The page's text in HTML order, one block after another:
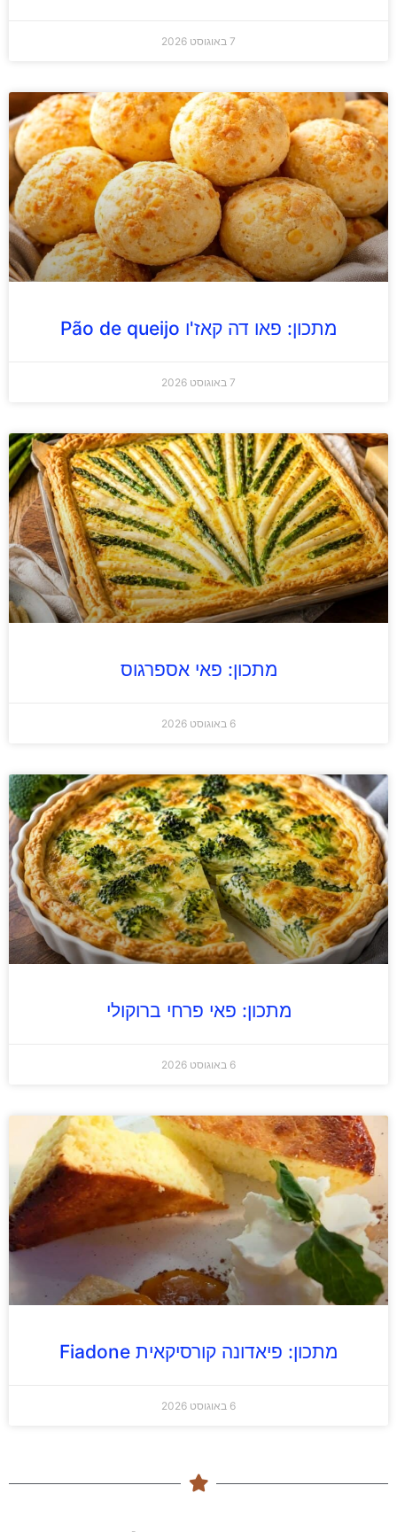
7 באוגוסט 2026
מתכון: פאו דה קאז'ו Pão de queijo
7 באוגוסט 2026
מתכון: פאי אספרגוס
6 באוגוסט 2026
מתכון: פאי פרחי ברוקולי
6 באוגוסט 2026
מתכון: פיאדונה קורסיקאית Fiadone
6 באוגוסט 2026